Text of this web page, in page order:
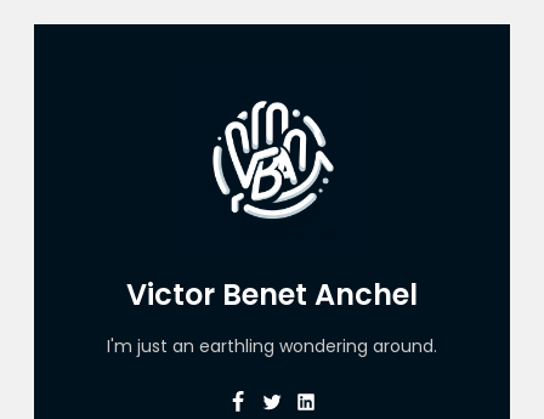
Victor Benet Anchel
I'm just an earthling wondering around.
Facebook
TwitterLinkedin